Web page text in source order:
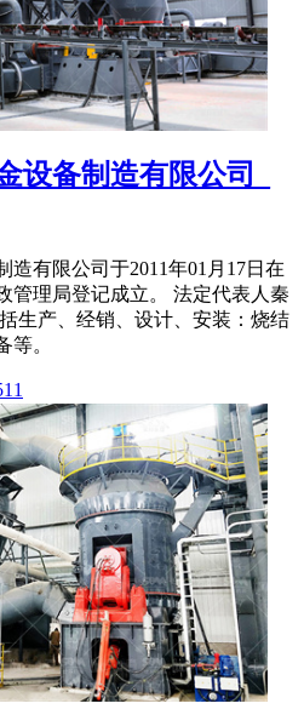
设备制造有限公司_
造有限公司于2011年01月17日在
管理局登记成立。 法定代表人秦
生产、经销、设计、安装：烧结
等。